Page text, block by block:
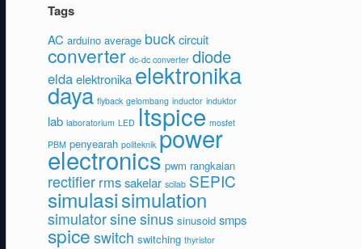
Tags
AC arduino average buck circuit
converter dc-dc converter diode
elda elektronika elektronika
daya flyback gelombang inductor induktor
lab laboratorium LED ltspice mosfet
PBM penyearah politeknik power
electronics pwm rangkaian
rectifier rms sakelar scilab SEPIC
simulasisimulation
simulatorsine sinus sinusoid smps
spice switch switching thyristor